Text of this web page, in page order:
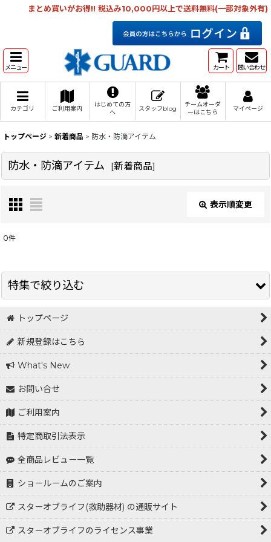
まとめ買いがお得!! 税込み10,000円以上で送料無料(一部対象外有)
メニュー カート 問い合わせ
カテゴリ ご利用案内
はじめての方
へ
スタッフblog
チームオーダ
ーはこちら
マイページ
トップページ > 新着商品 > 防水・防滴アイテム
防水・防滴アイテム [新着商品]
表示順変更
在庫あり
0件
特集で絞り込む
LIFESAVING（ライフセービング）
オープンウォータースイミング(OWS)
STAR OF LIFE(スターオブライフ)
Aggressive Design（アグレッシブデザイン）日焼け止め
TYR商品
防水・防滴アイテム
エンブレム・ステッカー
トップページ
新規登録はこちら
What's New
お問い合せ
ご利用案内
特定商取引法表示
全商品レビュー一覧
ショールームのご案内
スターオブライフ(救助器材) の通販サイト
スターオブライフのライセンス事業